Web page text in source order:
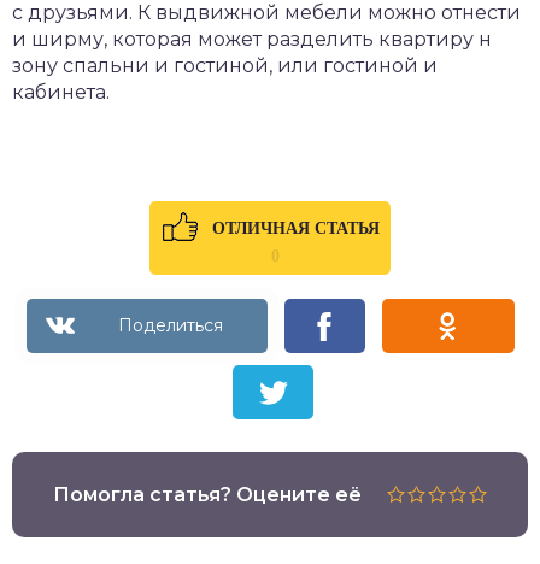
с друзьями. К выдвижной мебели можно отнести
и ширму, которая может разделить квартиру н
зону спальни и гостиной, или гостиной и
кабинета.
ОТЛИЧНАЯ СТАТЬЯ
0
Помогла статья? Оцените её